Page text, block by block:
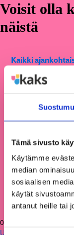
Tämä sivusto
Käytämme
median
sosiaalisen
käytät
antanut heille tai
Voisit olla
näistä
Kaikki
05.08.2026
Uutiset